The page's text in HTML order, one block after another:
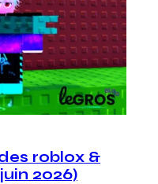
roblox &
2026)